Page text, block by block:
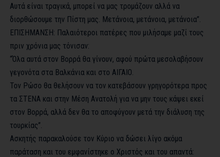
Αυτά είναι τραγικά, μπορεί να μας τρομάζουν αλλά να
διορθώσουμε την Πίστη μας. Μετάνοια, μετάνοια, μετάνοια”.
ΕΠΙΣΗΜΑΝΣΗ: Παλαιότεροι πατέρες που μιλήσαμε μαζί τους
πριν χρόνια μας τόνισαν:
“Όλα αυτά στον Βορρά θα γίνουν, αφού πρώτα μεσολαβήσουν
γεγονότα στα Βαλκάνια και στο ΑΙΓΑΙΟ.
Τον Ρώσο θα θελήσουν να τον κατεβάσουν γρηγορότερα προς
τα ΣΤΕΝΑ και στην Μέση Ανατολή για να μην τους κάψει εκεί
στον Βορρά, αλλά δεν θα το αποφύγουν μετά την διάλυση της
τουρκίας”.
Ασκητής παρακαλούσε τον Κύριο να δώσει λίγο ακόμα
παράταση και του εμφανίστηκε ο Χριστός και του απαντά: